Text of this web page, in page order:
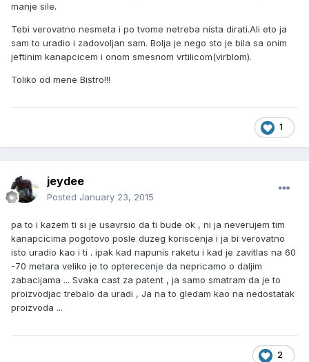
manje sile.
Tebi verovatno nesmeta i po tvome netreba nista dirati.Ali eto ja
sam to uradio i zadovoljan sam. Bolja je nego sto je bila sa onim
jeftinim kanapcicem i onom smesnom vrtilicom(virblom).
Toliko od mene Bistro!!!
1
jeydee
Posted January 23, 2015
pa to i kazem ti si je usavrsio da ti bude ok , ni ja neverujem tim
kanapcicima pogotovo posle duzeg koriscenja i ja bi verovatno
isto uradio kao i ti . ipak kad napunis raketu i kad je zavitlas na 60
-70 metara veliko je to opterecenje da nepricamo o daljim
zabacijama ... Svaka cast za patent , ja samo smatram da je to
proizvodjac trebalo da uradi , Ja na to gledam kao na nedostatak
proizvoda ...
2